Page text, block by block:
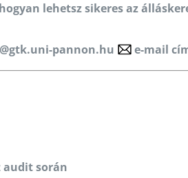
lehetsz sikeres az
pannon.hu e-mail
audit során